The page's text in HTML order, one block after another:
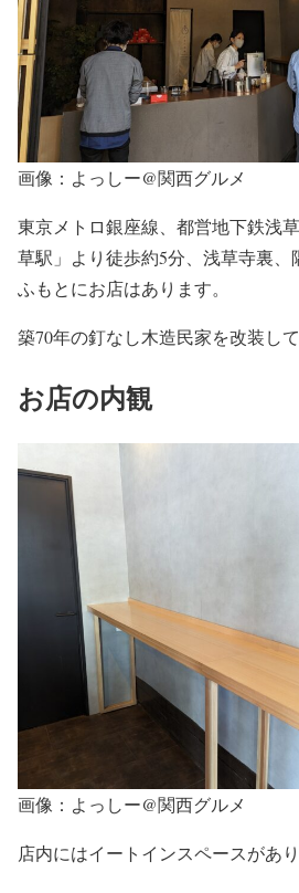
画像：よっしー@関西グルメ
東京メトロ銀座線、都営地下鉄浅
草駅」より徒歩約5分、浅草寺裏
ふもとにお店はあります。
築70年の釘なし木造民家を改装し
お店の内観
画像：よっしー@関西グルメ
店内にはイートインスペースがあり